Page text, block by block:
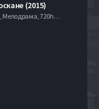
(2015)
Комедия, Мелодрама, 720hd, mobilen,